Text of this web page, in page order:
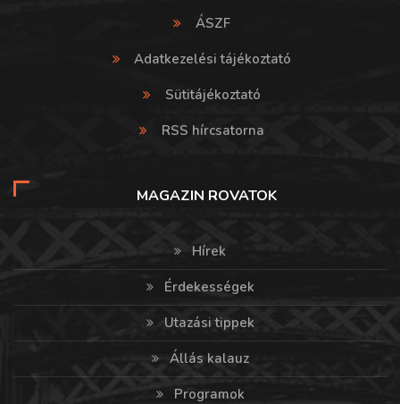
ÁSZF
Adatkezelési tájékoztató
Sütitájékoztató
RSS hírcsatorna
MAGAZIN ROVATOK
Hírek
Érdekességek
Utazási tippek
Állás kalauz
Programok